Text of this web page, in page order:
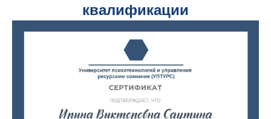
квалификации